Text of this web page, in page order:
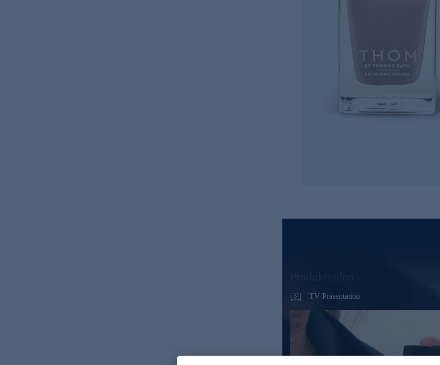
TV-Präsentation